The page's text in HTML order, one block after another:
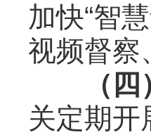
加快“智
视频督察
（
关定期开